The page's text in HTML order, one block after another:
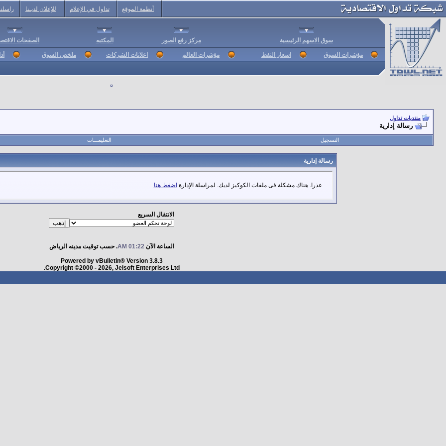
أنظمة الموقع تداول في الإعلام للإعلان لديـنا
سوق الاسهم الرئيسية مركز رفع الصور المكتبه الصفحات
مؤشرات السوق اسعار النفط مؤشرات العالم اعلانات الشركات ملخص السوق
منتديات تداول
رسالة إدارية
التسجيل التعليمـــات
رسالة إدارية
عذرا. هناك مشكلة فى ملفات الكوكيز لديك. لمراسلة الإدارة اضغط هنا
الانتقال السريع
الساعة الآن01:22 AM . حسب توقيت مدينه الرياض
Powered by vBulletin® Version 3.8.3
Copyright ©2000 - 2026, Jelsoft Enterprises Ltd.